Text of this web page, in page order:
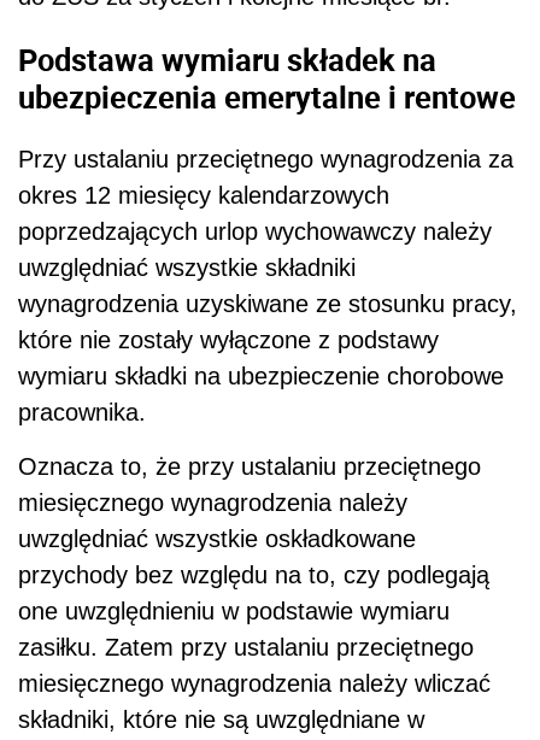
Podstawa wymiaru składek na
ubezpieczenia emerytalne i rentowe
Przy ustalaniu przeciętnego wynagrodzenia za
okres 12 miesięcy kalendarzowych
poprzedzających urlop wychowawczy należy
uwzględniać wszystkie składniki
wynagrodzenia uzyskiwane ze stosunku pracy,
które nie zostały wyłączone z podstawy
wymiaru składki na ubezpieczenie chorobowe
pracownika.
Oznacza to, że przy ustalaniu przeciętnego
miesięcznego wynagrodzenia należy
uwzględniać wszystkie oskładkowane
przychody bez względu na to, czy podlegają
one uwzględnieniu w podstawie wymiaru
zasiłku. Zatem przy ustalaniu przeciętnego
miesięcznego wynagrodzenia należy wliczać
składniki, które nie są uwzględniane w